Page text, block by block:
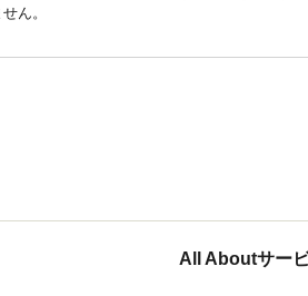
ん。
All Aboutサー